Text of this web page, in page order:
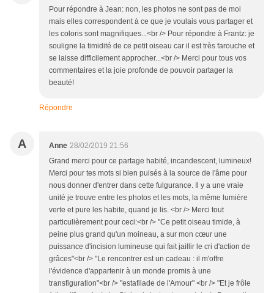
Pour répondre à Jean: non, les photos ne sont pas de moi
mais elles correspondent à ce que je voulais vous partager et
les coloris sont magnifiques...<br /> Pour répondre à Frantz: je
souligne la timidité de ce petit oiseau car il est très farouche et
se laisse difficilement approcher...<br /> Merci pour tous vos
commentaires et la joie profonde de pouvoir partager la
beauté!
Répondre
A Anne 28/02/2019 21:56
Grand merci pour ce partage habité, incandescent, lumineux!
Merci pour tes mots si bien puisés à la source de l'âme pour
nous donner d'entrer dans cette fulgurance. Il y a une vraie
unité je trouve entre les photos et les mots, la même lumière
verte et pure les habite, quand je lis. <br /> Merci tout
particulièrement pour ceci:<br /> "Ce petit oiseau timide, à
peine plus grand qu'un moineau, a sur mon cœur une
puissance d'incision lumineuse qui fait jaillir le cri d'action de
grâces"<br /> "Le rencontrer est un cadeau : il m'offre
l'évidence d'appartenir à un monde promis à une
transfiguration"<br /> "estafilade de l'Amour" <br /> "Et je frôle